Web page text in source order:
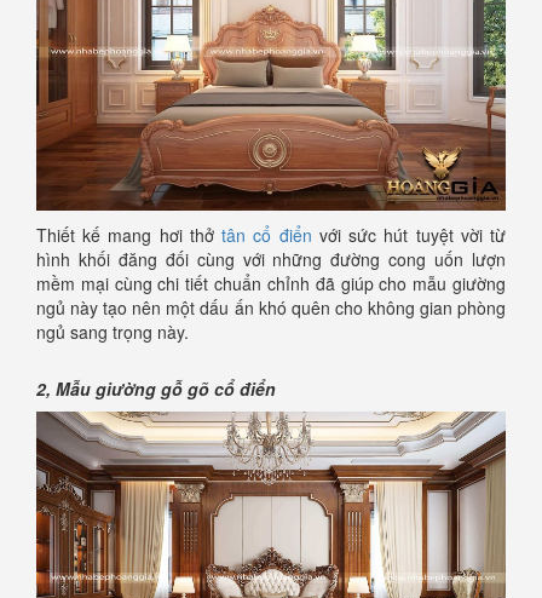
Thiết kế mang hơi thởtân cổ điển với sức hút tuyệt vời từ
hình khối đăng đối cùng với những đường cong uốn lượn
mềm mại cùng chi tiết chuẩn chỉnh đã giúp cho mẫu giường
ngủ này tạo nên một dấu ấn khó quên cho không gian phòng
ngủ sang trọng này.
2, Mẫu giường gỗ gõ cổ điển